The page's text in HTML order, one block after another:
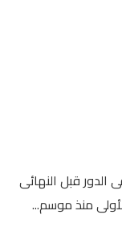
قبل النهائى
منذ موسم...